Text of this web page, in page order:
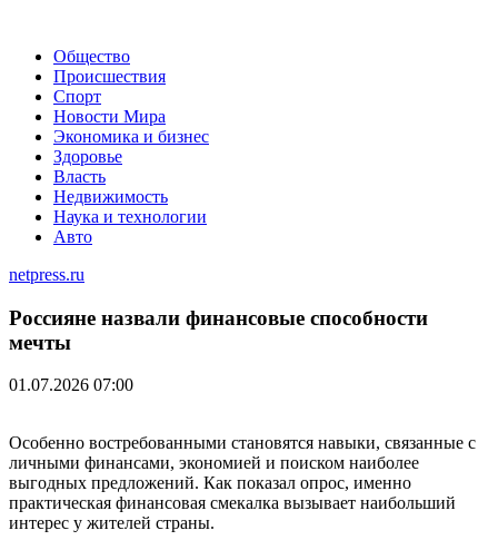
Общество
Происшествия
Спорт
Новости Мира
Экономика и бизнес
Здоровье
Власть
Недвижимость
Наука и технологии
Авто
netpress.ru
Россияне назвали финансовые способности
мечты
01.07.2026 07:00
Особенно востребованными становятся навыки, связанные с
личными финансами, экономией и поиском наиболее
выгодных предложений. Как показал опрос, именно
практическая финансовая смекалка вызывает наибольший
интерес у жителей страны.